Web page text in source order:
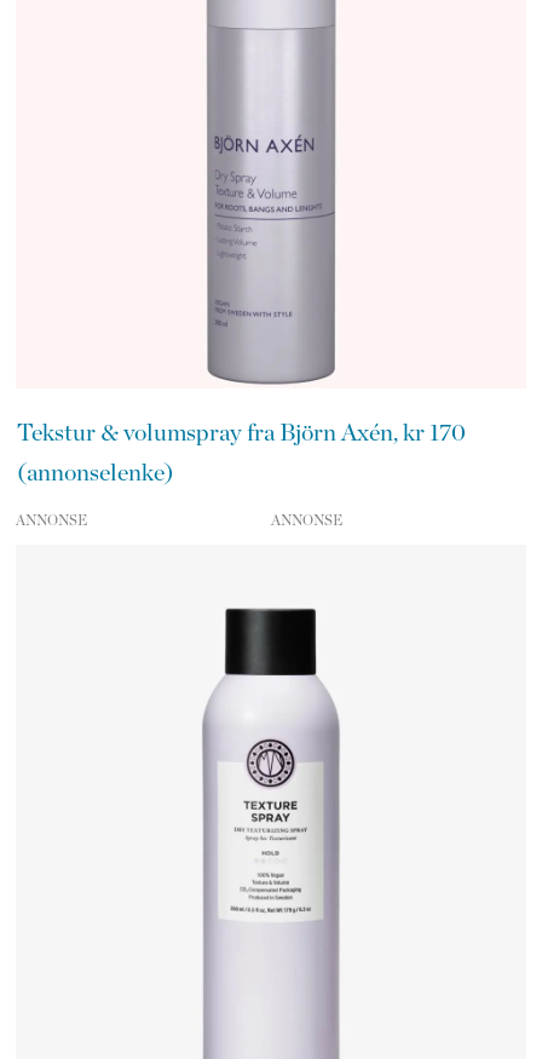
Tekstur & volumspray fra Björn Axén, kr 170
(annonselenke)
ANNONSE